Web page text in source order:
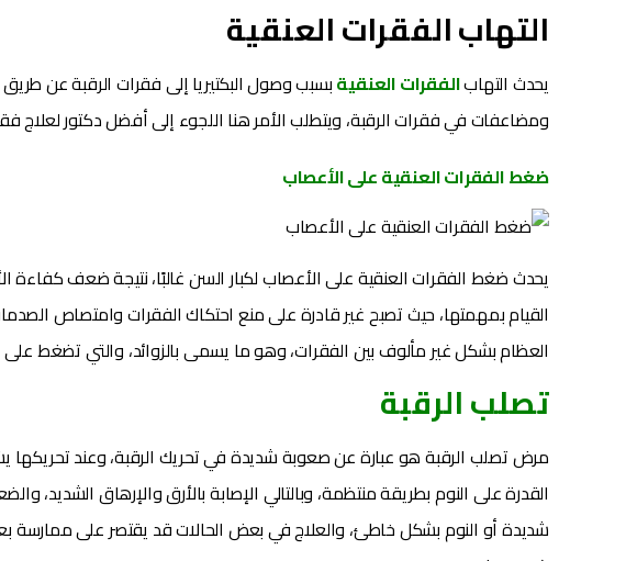
التهاب الفقرات العنقية
يحدث التهابالفقرات العنقيةبسبب وصول البكتيريا إلى فقرات الرقبة عن
ومضاعفات في فقرات الرقبة، ويتطلب الأمر هنا اللجوء إلى أفضل دكتور لعلاج
ضغط الفقرات العنقية على الأعصاب
يحدث ضغط الفقرات العنقية على الأعصاب لكبار السن غالبًا، نتيجة ضعف كفاءة
القيام بمهمتها، حيث تصبح غير قادرة على منع احتكاك الفقرات وامتصاص
العظام بشكل غير مألوف بين الفقرات، وهو ما يسمى بالزوائد، والتي تضغط على
تصلب الرقبة
مرض تصلب الرقبة هو عبارة عن صعوبة شديدة في تحريك الرقبة، وعند
القدرة على النوم بطريقة منتظمة، وبالتالي الإصابة بالأرق والإرهاق الشديد،
شديدة أو النوم بشكل خاطئ، والعلاج في بعض الحالات قد يقتصر على ممارسة